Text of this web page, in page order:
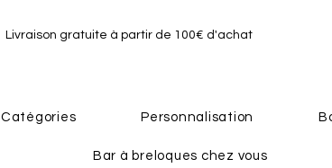
Livraison gratuite à partir de 100€ d'achat
Catégories Personnalisation
Bar à breloques chez vous